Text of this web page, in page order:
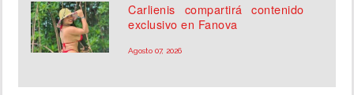
Carlienis compartirá contenido
exclusivo en Fanova
Agosto 07, 2026